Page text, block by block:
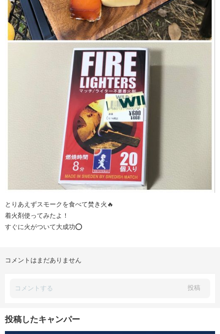
とりあえずスモークを食べて焚き火🔥
着火剤使ってみたよ！
すぐに火がついて大成功⭕️
コメントはまだありません
投稿
投稿したキャンパー